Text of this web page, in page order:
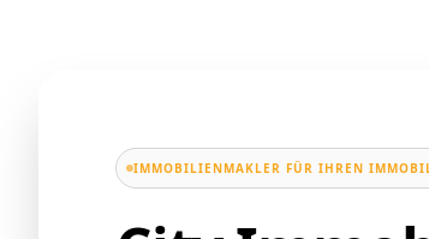
IMMOBILIENMAKLER FÜR IHREN